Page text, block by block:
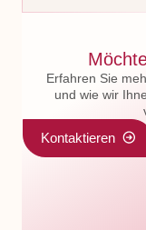
Erfahren Sie
und wie wir
Kontaktieren